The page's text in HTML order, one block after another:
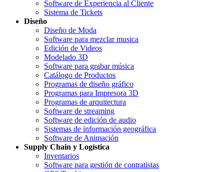
Software de Experiencia al Cliente
Sistema de Tickets
Diseño
Diseño de Moda
Software para mezclar musica
Edición de Videos
Modelado 3D
Software para grabar música
Catálogo de Productos
Programas de diseño gráfico
Programas para Impresora 3D
Programas de arquitectura
Software de streaming
Software de edición de audio
Sistemas de información geográfica
Software de Animación
Supply Chain y Logística
Inventarios
Software para gestión de contratistas